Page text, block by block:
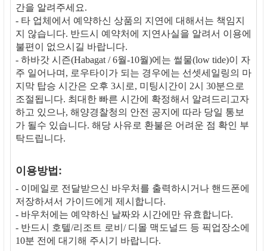
간을 알려주세요.
- 타 업체에서 예약하신 상품의 지연에 대해서는 책임지
지 않습니다. 반드시 예약처에 지연사실을 알려서 이용에
불편이 없으시길 바랍니다.
- 하바갓 시즌(Habagat / 6월-10월)에는 썰물(low tide)이 자
주 일어나며, 로우타이가 되는 경우에는 선셋세일링의 마
지막 탑승 시간은 오후 3시로, 미팅시간이 2시 30분으로
조절됩니다. 최대한 빠른 시간에 확정해서 알려드리고자
하고 있으나, 해양경찰청의 안전 공지에 따라 당일 통보
가 될수 있습니다. 해당 사유로 환불은 어려운 점 확인 부
탁드립니다.
이용방법:
- 이메일로 전달받으신 바우처를 출력하시거나 핸드폰에
저장하셔서 가이드에게 제시합니다.
- 바우처에는 예약하신 날짜와 시간에만 유효합니다.
- 반드시 호텔/리조트 로비/ 디몰 맥도널드 등 픽업장소에
10분 전에 대기해 주시기 바랍니다.